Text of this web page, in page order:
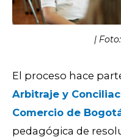
|
El proceso hace
Arbitraje y
Comercio de
pedagógica de